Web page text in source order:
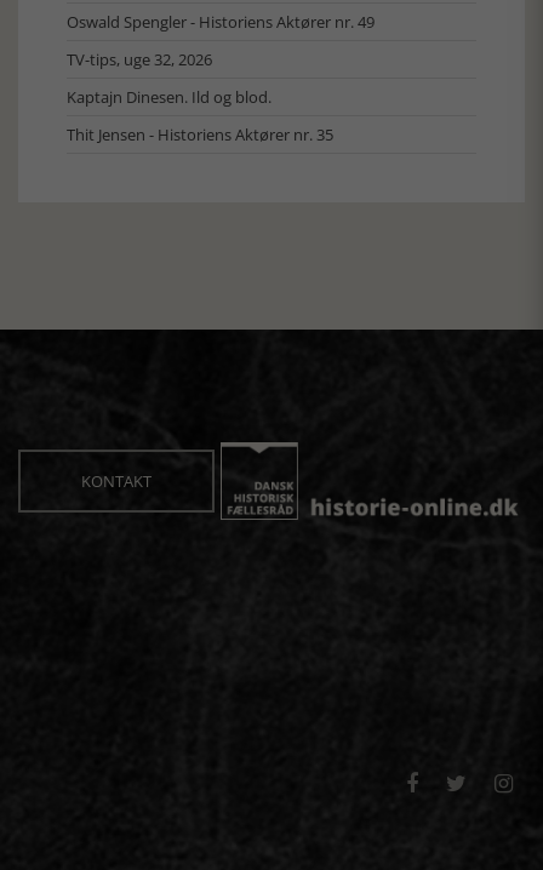
Oswald Spengler - Historiens Aktører nr. 49
TV-tips, uge 32, 2026
Kaptajn Dinesen. Ild og blod.
Thit Jensen - Historiens Aktører nr. 35
KONTAKT
  